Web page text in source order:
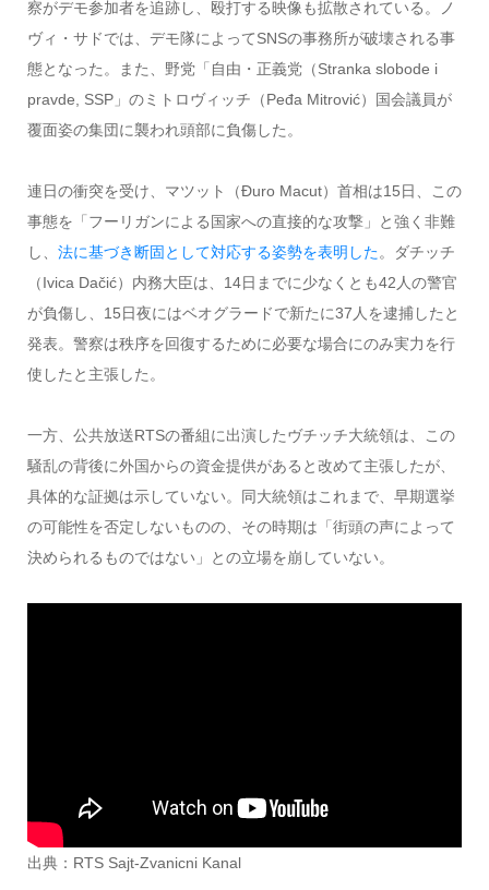
察がデモ参加者を追跡し、殴打する映像も拡散されている。ノ
ヴィ・サドでは、デモ隊によってSNSの事務所が破壊される事
態となった。また、野党「自由・正義党（Stranka slobode i
pravde, SSP」のミトロヴィッチ（Peđa Mitrović）国会議員が
覆面姿の集団に襲われ頭部に負傷した。
連日の衝突を受け、マツット（Đuro Macut）首相は15日、この
事態を「フーリガンによる国家への直接的な攻撃」と強く非難
し、 法に基づき断固として対応する姿勢を表明した。ダチッチ
（Ivica Dačić）内務大臣は、14日までに少なくとも42人の警官
が負傷し、15日夜にはベオグラードで新たに37人を逮捕したと
発表。警察は秩序を回復するために必要な場合にのみ実力を行
使したと主張した。
一方、公共放送RTSの番組に出演したヴチッチ大統領は、この
騒乱の背後に外国からの資金提供があると改めて主張したが、
具体的な証拠は示していない。同大統領はこれまで、早期選挙
の可能性を否定しないものの、その時期は「街頭の声によって
決められるものではない」との立場を崩していない。
出典：RTS Sajt-Zvanicni Kanal